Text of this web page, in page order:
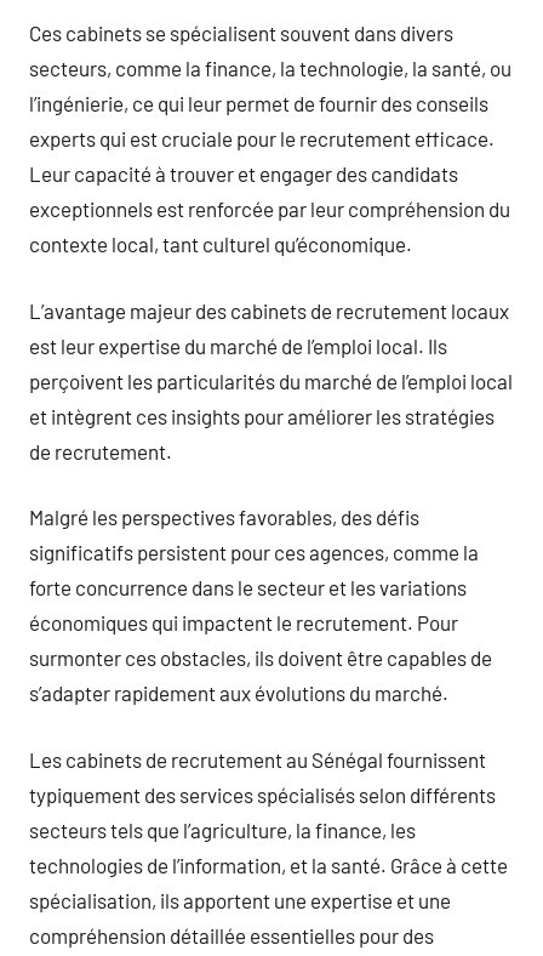
Ces cabinets se spécialisent souvent dans divers
secteurs, comme la finance, la technologie, la santé, ou
l’ingénierie, ce qui leur permet de fournir des conseils
experts qui est cruciale pour le recrutement efficace.
Leur capacité à trouver et engager des candidats
exceptionnels est renforcée par leur compréhension du
contexte local, tant culturel qu’économique.
L’avantage majeur des cabinets de recrutement locaux
est leur expertise du marché de l’emploi local. Ils
perçoivent les particularités du marché de l’emploi local
et intègrent ces insights pour améliorer les stratégies
de recrutement.
Malgré les perspectives favorables, des défis
significatifs persistent pour ces agences, comme la
forte concurrence dans le secteur et les variations
économiques qui impactent le recrutement. Pour
surmonter ces obstacles, ils doivent être capables de
s’adapter rapidement aux évolutions du marché.
Les cabinets de recrutement au Sénégal fournissent
typiquement des services spécialisés selon différents
secteurs tels que l’agriculture, la finance, les
technologies de l’information, et la santé. Grâce à cette
spécialisation, ils apportent une expertise et une
compréhension détaillée essentielles pour des